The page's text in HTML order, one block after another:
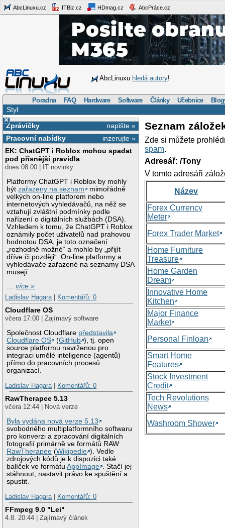
AbcLinuxu.cz ITBiz.cz HDmag.cz AbcPráce.cz
AbcLinuxu hledá autory!
Poradna FAQ Hardware Software Články Učebnice
Styl
×
napište »
Zprávičky
inzerujte »
Pracovní nabídky
EK: ChatGPT i Roblox mohou spadat
pod přísnější pravidla
dnes 08:00 | IT novinky
Platformy ChatGPT i Roblox by mohly
býtzařazeny na seznam
mimořádně
velkých on-line platforem nebo
internetových vyhledávačů, na něž se
vztahují zvláštní podmínky podle
nařízení o digitálních službách (DSA).
Vzhledem k tomu, že ChatGPT i Roblox
oznámily počet uživatelů nad prahovou
hodnotou DSA, je toto označení
„rozhodně možné“ a mohlo by „přijít
dříve či později“. On-line platformy a
vyhledávače zařazené na seznamy DSA
musejí
…více »
Ladislav Hagara
Komentářů: 0
Cloudflare OS
včera 17:00 | Zajímavý software
Společnost Cloudflare představila
Cloudflare OS
(GitHub ), tj. open
source platformu navrženou pro
integraci umělé inteligence (agentů)
přímo do pracovních procesů
organizací.
Ladislav Hagara
Komentářů: 0
RawTherapee 5.13
včera 12:44 | Nová verze
Byla vydána nová verze 5.13
svobodného multiplatformního softwaru
pro konverzi a zpracování digitálních
fotografií primárně ve formátů RAW
RawTherapee (Wikipedie ). Vedle
zdrojových kódů je k dispozici také
balíček ve formátuAppImage . Stačí jej
stáhnout, nastavit právo ke spuštění a
spustit.
Ladislav Hagara
Komentářů: 0
FFmpeg 9.0 "Lei"
4.8. 20:44 | Zajímavý článek
Seznam
Zde si můžete
spam.
Adresář: /Tony
V tomto adresáři
Název
Forex Currency
Meter
Forex Trader Market
Home Furniture
Treasure
Home Garden
Dream
Innovative Home
Kitchen
Major Finance
Market
Personal Finloan
Smart Home
Features
Stock Investment
Credit
Tech Revolutions
News
Washroom Shower